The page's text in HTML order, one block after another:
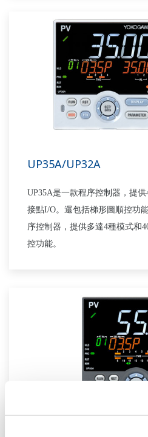
UP35A/UP32A
UP35A是一款程序控制器，提
接點I/O。還包括梯形圖順控功
序控制器，提供多達4種模式和
控功能。